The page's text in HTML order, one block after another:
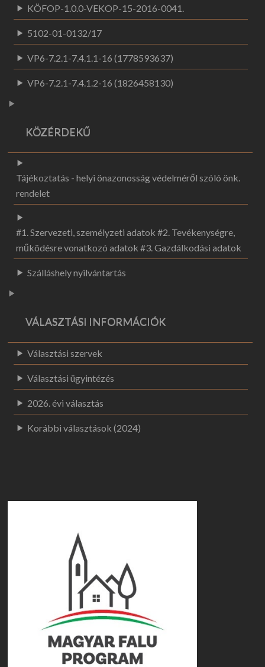
KÖFOP-1.0.0-VEKOP-15-2016-0041.
5102-01-0132/17
VP6-7.2.1-7.4.1.1-16 (1778593637)
VP6-7.2.1-7.4.1.2-16 (1826458130)
KÖZÉRDEKŰ
Tájékoztatás - helyi önazonosság védelméről szóló önk.
rendelet
#1. Szervezeti, személyzeti adatok #2. Tevékenységre,
működésre vonatkozó adatok #3. Gazdálkodási adatok
Szálláshely nyilvántartás
VÁLASZTÁSI INFORMÁCIÓK
Választási szervek
Választási ügyintézés
2026. évi választás
Korábbi választások (2024)